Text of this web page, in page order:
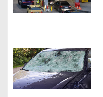
a
i
o